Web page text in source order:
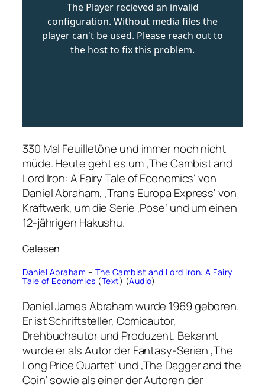
330 Mal Feuilletöne und immer noch nicht
müde. Heute geht es um ‚The Cambist and
Lord Iron: A Fairy Tale of Economics‘ von
Daniel Abraham, ‚Trans Europa Express‘ von
Kraftwerk, um die Serie ‚Pose‘ und um einen
12-jährigen Hakushu.
Gelesen
Daniel Abraham – The Cambist and Lord Iron: A Fairy
Tale of Economics (Text) (Audio)
Daniel James Abraham wurde 1969 geboren.
Er ist Schriftsteller, Comicautor,
Drehbuchautor und Produzent. Bekannt
wurde er als Autor der Fantasy-Serien ‚The
Long Price Quartet‘ und ‚The Dagger and the
Coin‘ sowie als einer der Autoren der